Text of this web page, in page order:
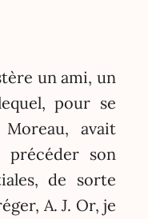
un ami, un
pour se
avait
son
de sorte
A. J. Or, je